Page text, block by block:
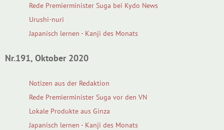
Rede Premierminister Suga bei Kydo News
Urushi-nuri
Japanisch lernen - Kanji des Monats
Nr.191, Oktober 2020
Notizen aus der Redaktion
Rede Premierminister Suga vor den VN
Lokale Produkte aus Ginza
Japanisch lernen - Kanji des Monats